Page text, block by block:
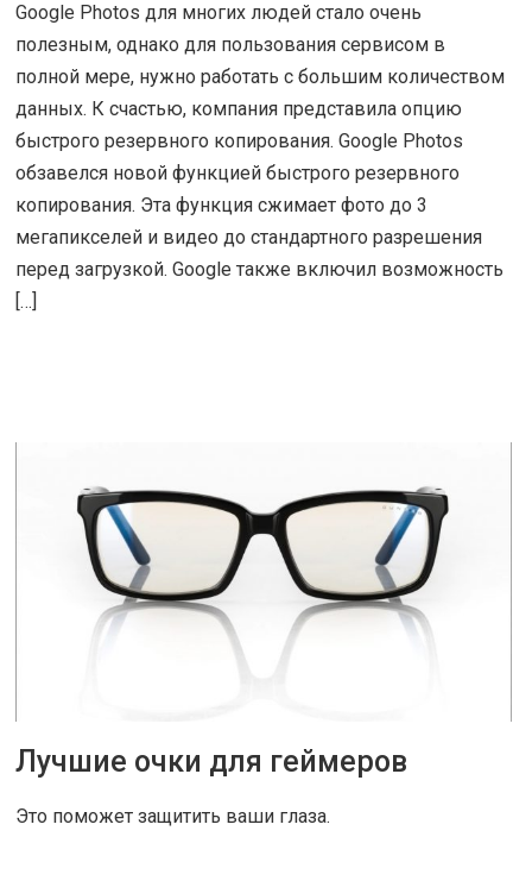
Google Photos для многих людей стало очень
полезным, однако для пользования сервисом в
полной мере, нужно работать с большим количеством
данных. К счастью, компания представила опцию
быстрого резервного копирования. Google Photos
обзавелся новой функцией быстрого резервного
копирования. Эта функция сжимает фото до 3
мегапикселей и видео до стандартного разрешения
перед загрузкой. Google также включил возможность
[…]
30 НОЯ 2018 СОВЕТЫ
Лучшие очки для геймеров
Это поможет защитить ваши глаза.